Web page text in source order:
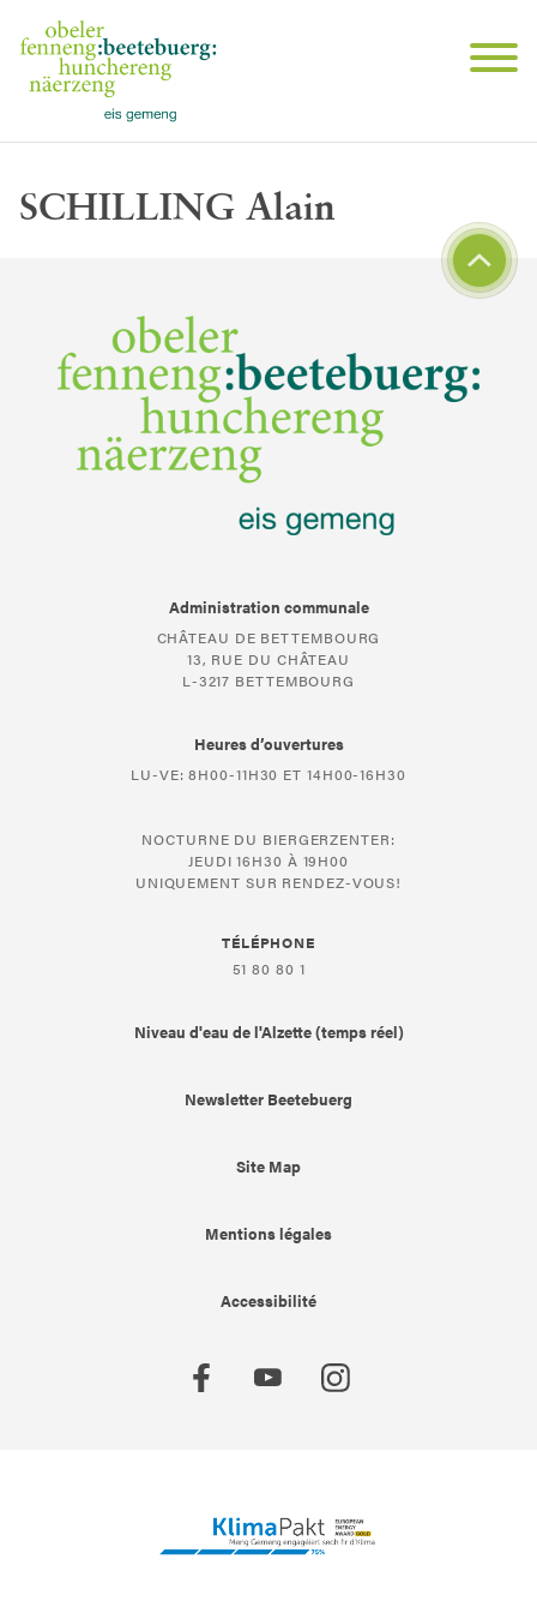
SCHILLING Alain
Administration communale
CHÂTEAU DE BETTEMBOURG
13, RUE DU CHÂTEAU
L-3217 BETTEMBOURG
Heures d’ouvertures
LU-VE: 8H00-11H30 ET 14H00-16H30
NOCTURNE DU BIERGERZENTER:
JEUDI 16H30 À 19H00
UNIQUEMENT SUR RENDEZ-VOUS!
TÉLÉPHONE
51 80 80 1
Niveau d'eau de l'Alzette (temps réel)
Newsletter Beetebuerg
Site Map
Mentions légales
Accessibilité